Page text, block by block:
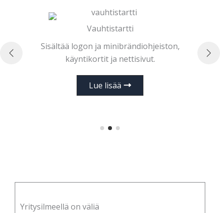
Vauhtistartti
Sisältää logon ja minibrändiohjeiston,
käyntikortit ja nettisivut.
Lue lisää
Yritysilmeellä on väliä